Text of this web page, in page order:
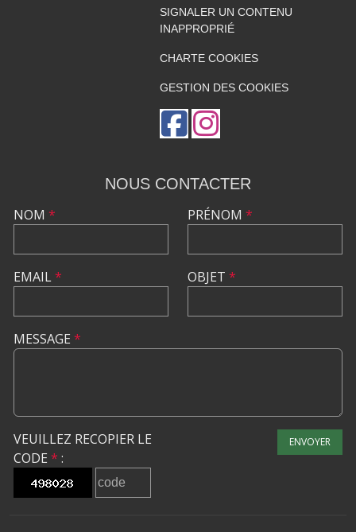
SIGNALER UN CONTENU
INAPPROPRIÉ
CHARTE COOKIES
GESTION DES COOKIES
NOUS CONTACTER
NOM *
EMAIL*
PRÉNOM *
OBJET *
MESSAGE *
VEUILLEZ RECOPIER LE
CODE * :
ENVOYER